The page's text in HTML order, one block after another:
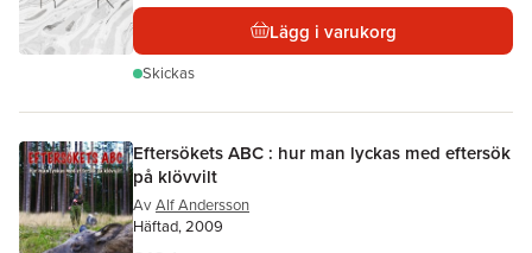
Lägg i varukorg
Skickas
Eftersökets ABC : hur man lyckas med eftersök
på klövvilt
Av Alf Andersson
Häftad, 2009